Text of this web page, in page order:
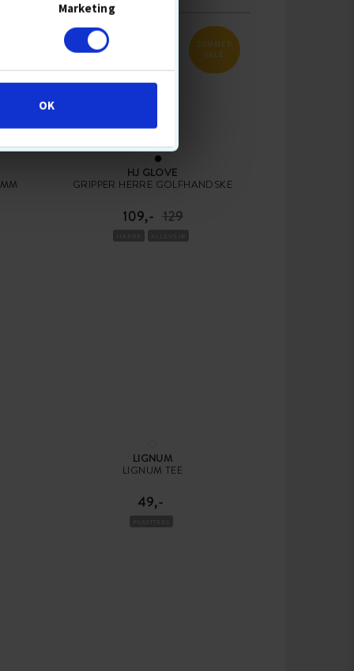
Marketing
OK
SUMMER
SALE
HJ GLOVE
GRIPPER HERRE GOLFHANDSKE
109,- 129
LIGNUM
LIGNUM TEE
49,-